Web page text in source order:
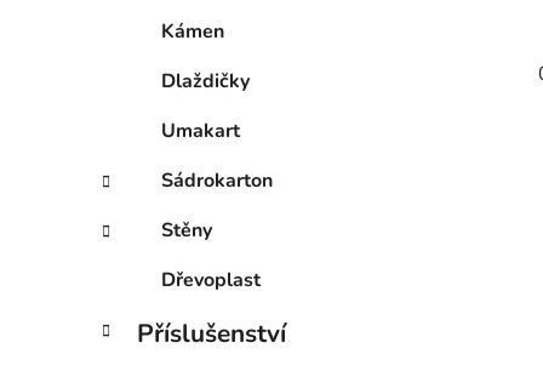
Kámen
Dlaždičky
Umakart
Sádrokarton
Stěny
Dřevoplast
Příslušenství